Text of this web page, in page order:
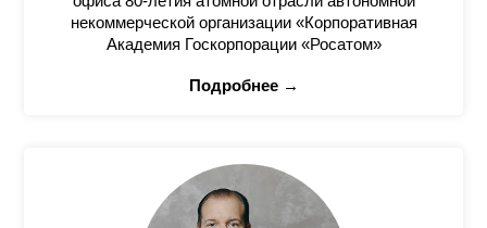
некоммерческой организации «Корпоративная
Академия Госкорпорации «Росатом»
Подробнее →